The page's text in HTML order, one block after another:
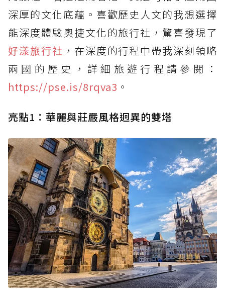
深厚的文化底蘊。喜歡歷史人文的我想選擇
能深度體驗奧捷文化的旅行社，驚喜發現了
好漾旅行社 ，在深度的行程中帶我深刻領略
兩國的歷史，詳細旅遊行程請參閱：
https://pse.is/8rqva3 。
亮點1：華麗與莊嚴風格迥異的雙塔